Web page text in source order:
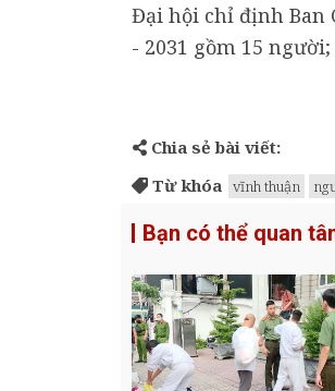
Đại hội chỉ định Ban
- 2031 gồm 15
Chia sẻ bài viết:
Từ khóa vĩnh thuận
Bạn có thể quan